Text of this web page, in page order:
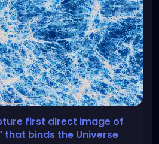
first direct image of
that binds the Universe